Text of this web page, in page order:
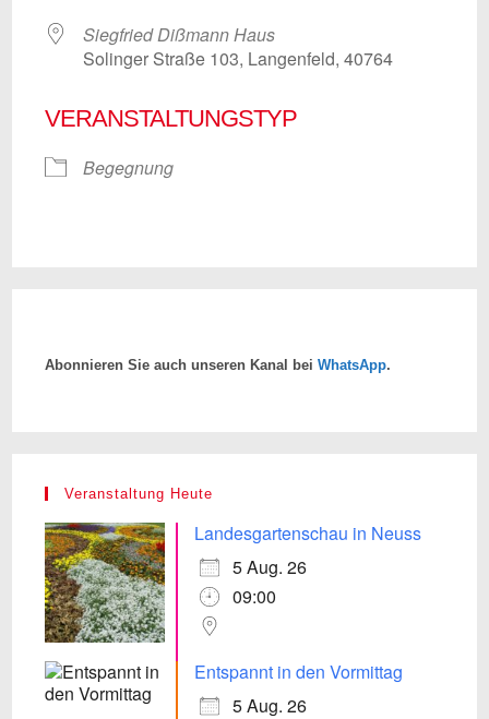
Siegfried Dißmann Haus
Solinger Straße 103, Langenfeld, 40764
VERANSTALTUNGSTYP
Begegnung
Abonnieren Sie auch unseren Kanal beiWhatsApp.
Veranstaltung Heute
Landesgartenschau in Neuss
5 Aug. 26
09:00
Entspannt in den Vormittag
5 Aug. 26